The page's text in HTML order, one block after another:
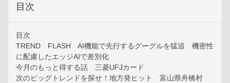
目次
目次
TREND FLASH AI機能で先行するグーグルを猛追 機密性
に配慮したエッジAIで差別化
今月のもっと得する話 三菱UFJカード
次のビッグトレンドを探せ！地方発ヒット 富山県舟橋村